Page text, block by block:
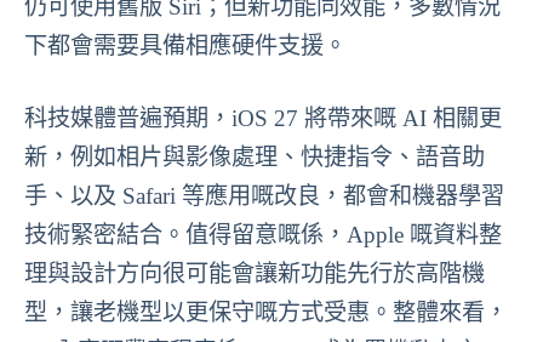
仍可使用舊版 Siri；但新功能同效能，多數情況
下都會需要具備相應硬件支援。
科技媒體普遍預期，iOS 27 將帶來嘅 AI 相關更
新，例如相片與影像處理、快捷指令、語音助
手、以及 Safari 等應用嘅改良，都會和機器學習
技術緊密結合。值得留意嘅係，Apple 嘅資料整
理與設計方向很可能會讓新功能先行於高階機
型，讓老機型以更保守嘅方式受惠。整體來看，